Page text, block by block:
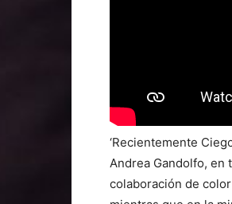
‘Recientemente
Andrea Gandolfo, en
colaboración de